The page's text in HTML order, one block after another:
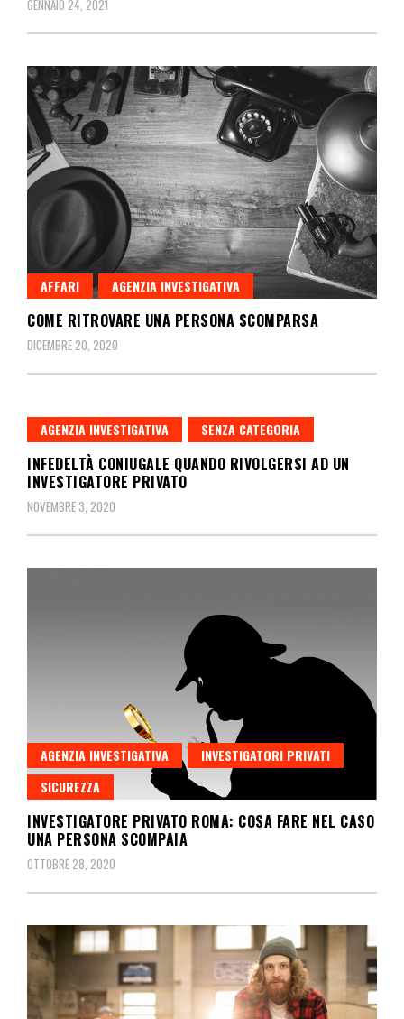
GENNAIO 24, 2021
AFFARI AGENZIA INVESTIGATIVA
COME RITROVARE UNA PERSONA SCOMPARSA
DICEMBRE 20, 2020
AGENZIA INVESTIGATIVA SENZA CATEGORIA
INFEDELTÀ CONIUGALE QUANDO RIVOLGERSI AD UN
INVESTIGATORE PRIVATO
NOVEMBRE 3, 2020
AGENZIA INVESTIGATIVA
INVESTIGATORI PRIVATI
SICUREZZA
INVESTIGATORE PRIVATO ROMA: COSA FARE NEL CASO
UNA PERSONA SCOMPAIA
OTTOBRE 28, 2020